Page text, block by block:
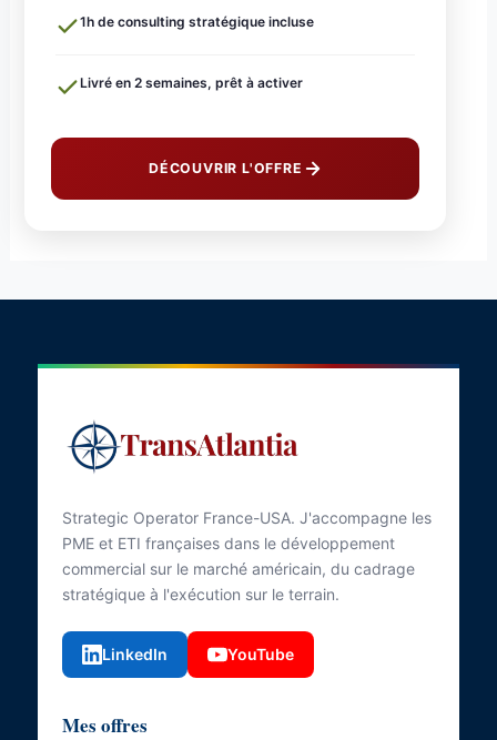
1h de consulting stratégique incluse
Livré en 2 semaines, prêt à activer
DÉCOUVRIR L'OFFRE
Strategic Operator France-USA. J'accompagne les
PME et ETI françaises dans le développement
commercial sur le marché américain, du cadrage
stratégique à l'exécution sur le terrain.
LinkedIn YouTube
Mes offres